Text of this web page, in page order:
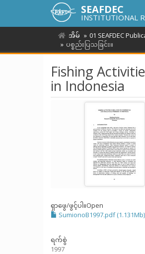
SEAFDEC
INSTITUTIONAL
အိမ် 01 SEAFDEC
ပစ္စည်းပြသခြင်း။
Fishing
in Indonesia
ရှာဖွေ/ဖွင့်ပါ။Open
SumionoB1997.pdf (1.131Mb)
ရက်စွဲ
1997